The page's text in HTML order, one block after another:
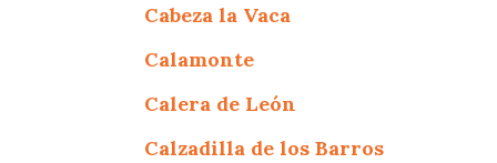
Cabeza la Vaca
Calamonte
Calera de León
Calzadilla de los Barros